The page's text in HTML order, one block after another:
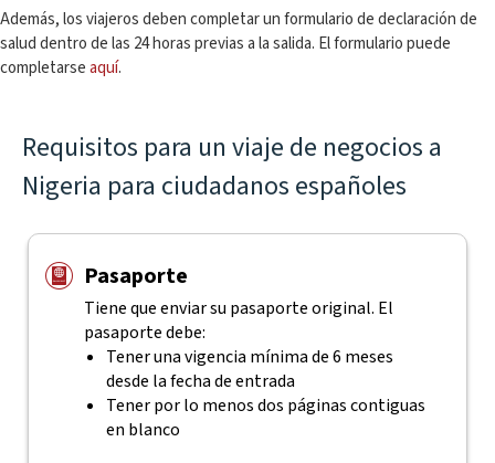
Además, los viajeros deben completar un formulario de declaración de
salud dentro de las 24 horas previas a la salida. El formulario puede
completarseaquí.
Requisitos para un viaje de negocios a
Nigeria para ciudadanos españoles
Pasaporte
Tiene que enviar su pasaporte original. El
pasaporte debe:
Tener una vigencia mínima de 6 meses
desde la fecha de entrada
Tener por lo menos dos páginas contiguas
en blanco